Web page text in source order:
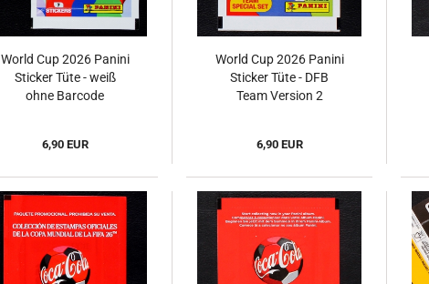
World Cup 2026 Panini
Sticker Tüte - weiß
ohne Barcode
6,90 EUR
World Cup 2026 Panini
Sticker Tüte - DFB
Team Version 2
6,90 EUR